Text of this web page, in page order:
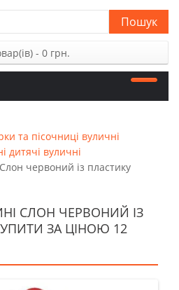
Пошук
- 0 грн.
та пісочниці вуличні
дитячі вуличні
червоний із пластику
СЛОН ЧЕРВОНИЙ ІЗ
ЗА ЦІНОЮ 12